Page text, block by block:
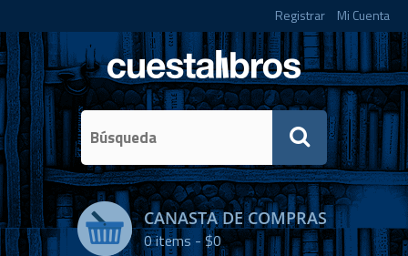
Registrar Mi Cuenta
CANASTA DE COMPRAS
0items -$0